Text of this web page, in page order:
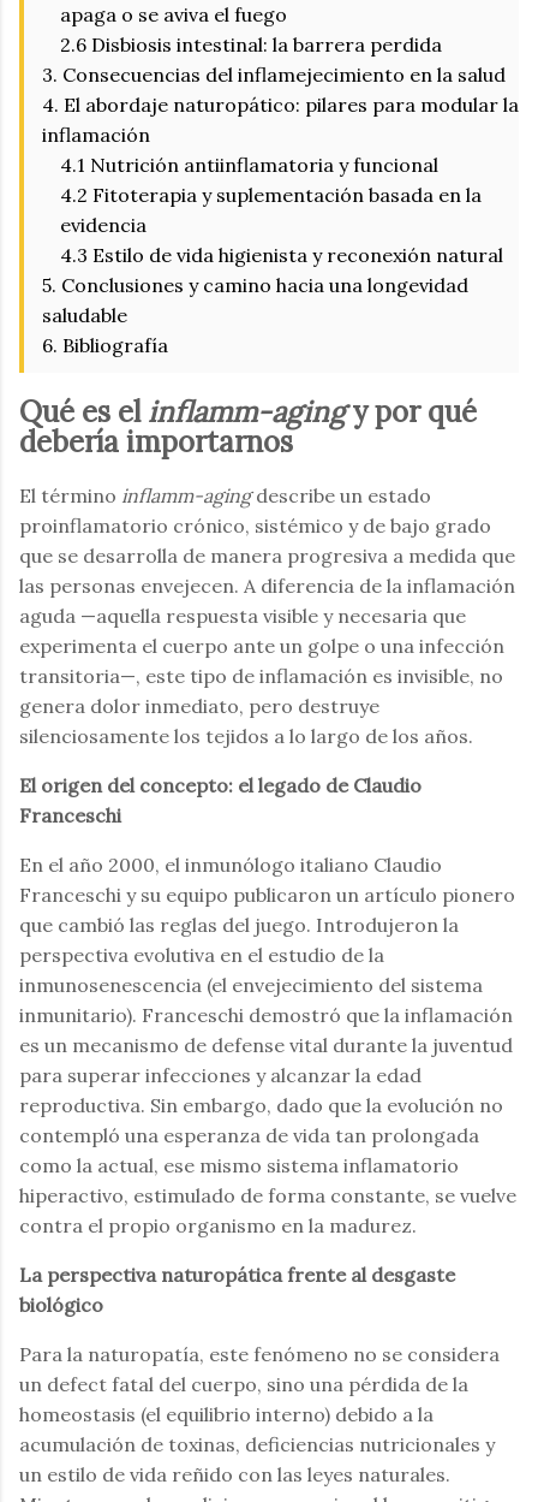
apaga o se aviva el fuego
2.6 Disbiosis intestinal: la barrera perdida
3. Consecuencias del inflamejecimiento en la salud
4. El abordaje naturopático: pilares para modular la
inflamación
4.1 Nutrición antiinflamatoria y funcional
4.2 Fitoterapia y suplementación basada en la
evidencia
4.3 Estilo de vida higienista y reconexión natural
5. Conclusiones y camino hacia una longevidad
saludable
6. Bibliografía
Qué es elinflamm-agingy por qué
debería importarnos
El término inflamm-agingdescribe un estado
proinflamatorio crónico, sistémico y de bajo grado
que se desarrolla de manera progresiva a medida que
las personas envejecen. A diferencia de la inflamación
aguda —aquella respuesta visible y necesaria que
experimenta el cuerpo ante un golpe o una infección
transitoria—, este tipo de inflamación es invisible, no
genera dolor inmediato, pero destruye
silenciosamente los tejidos a lo largo de los años.
El origen del concepto: el legado de Claudio
Franceschi
En el año 2000, el inmunólogo italiano Claudio
Franceschi y su equipo publicaron un artículo pionero
que cambió las reglas del juego. Introdujeron la
perspectiva evolutiva en el estudio de la
inmunosenescencia (el envejecimiento del sistema
inmunitario). Franceschi demostró que la inflamación
es un mecanismo de defense vital durante la juventud
para superar infecciones y alcanzar la edad
reproductiva. Sin embargo, dado que la evolución no
contempló una esperanza de vida tan prolongada
como la actual, ese mismo sistema inflamatorio
hiperactivo, estimulado de forma constante, se vuelve
contra el propio organismo en la madurez.
La perspectiva naturopática frente al desgaste
biológico
Para la naturopatía, este fenómeno no se considera
un defect fatal del cuerpo, sino una pérdida de la
homeostasis (el equilibrio interno) debido a la
acumulación de toxinas, deficiencias nutricionales y
un estilo de vida reñido con las leyes naturales.